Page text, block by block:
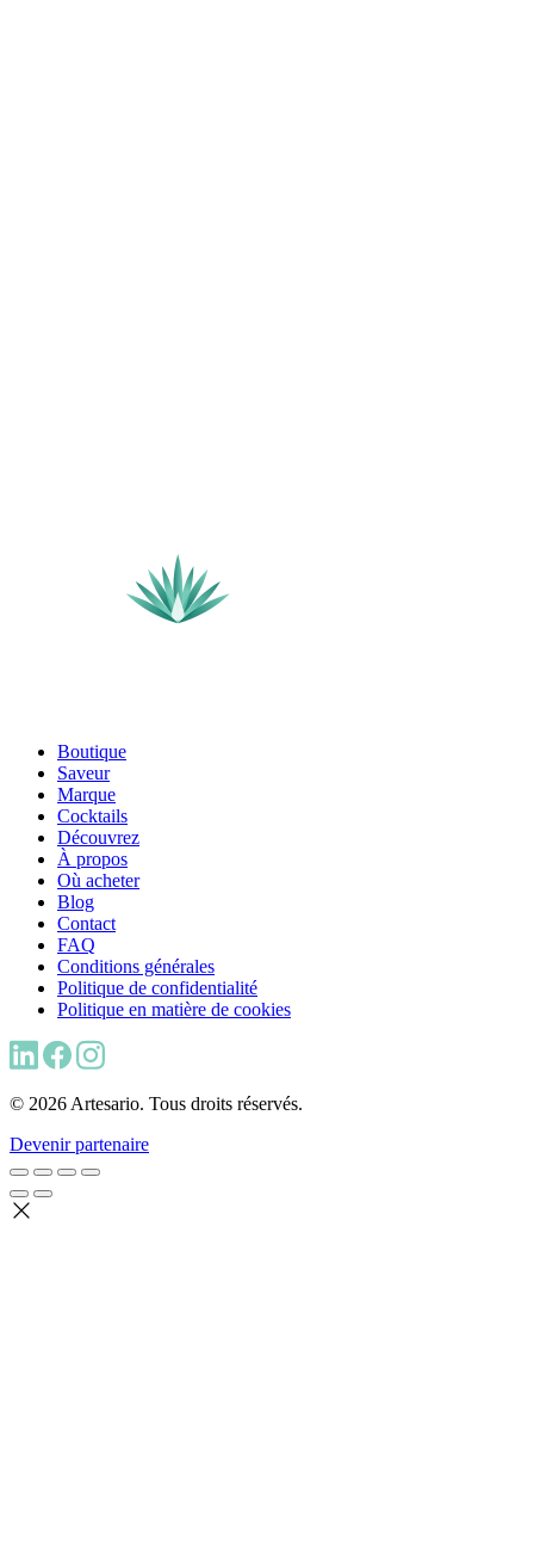
Boutique
Saveur
Marque
Cocktails
Découvrez
À propos
Où acheter
Blog
Contact
FAQ
Conditions générales
Politique de confidentialité
Politique en matière de cookies
© 2026 Artesario. Tous droits réservés.
Devenir partenaire